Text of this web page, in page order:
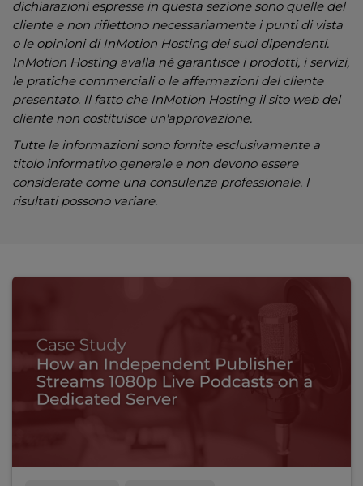
dichiarazioni espresse in questa sezione sono quelle del
cliente e non riflettono necessariamente i punti di vista
o le opinioni di InMotion Hosting dei suoi dipendenti.
InMotion Hosting avalla né garantisce i prodotti, i servizi,
le pratiche commerciali o le affermazioni del cliente
presentato. Il fatto che InMotion Hosting il sito web del
cliente non costituisce un'approvazione.
Tutte le informazioni sono fornite esclusivamente a
titolo informativo generale e non devono essere
considerate come una consulenza professionale. I
risultati possono variare.